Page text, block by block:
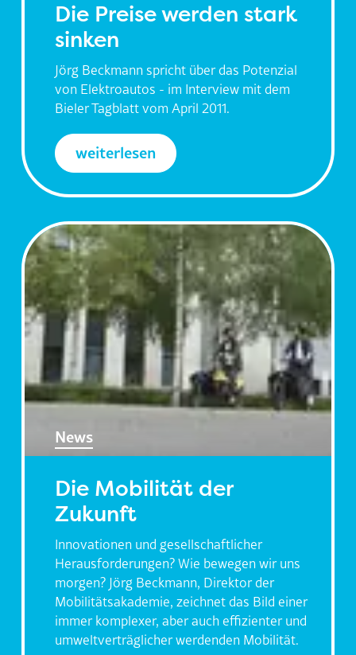
Die Preise werden stark
sinken
Jörg Beckmann spricht über das Potenzial
von Elektroautos - im Interview mit dem
Bieler Tagblatt vom April 2011.
weiterlesen
News
Die Mobilität der
Zukunft
Innovationen und gesellschaftlicher
Herausforderungen? Wie bewegen wir uns
morgen? Jörg Beckmann, Direktor der
Mobilitätsakademie, zeichnet das Bild einer
immer komplexer, aber auch effizienter und
umweltverträglicher werdenden Mobilität.